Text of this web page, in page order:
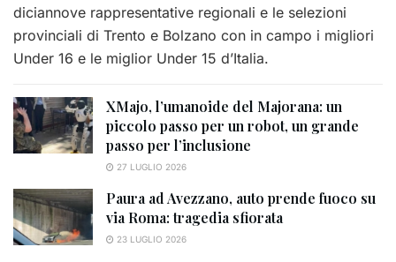
diciannove rappresentative regionali e le selezioni
provinciali di Trento e Bolzano con in campo i migliori
Under 16 e le miglior Under 15 d’Italia.
XMajo, l’umanoide del Majorana: un
piccolo passo per un robot, un grande
passo per l’inclusione
27 LUGLIO 2026
Paura ad Avezzano, auto prende fuoco su
via Roma: tragedia sfiorata
23 LUGLIO 2026